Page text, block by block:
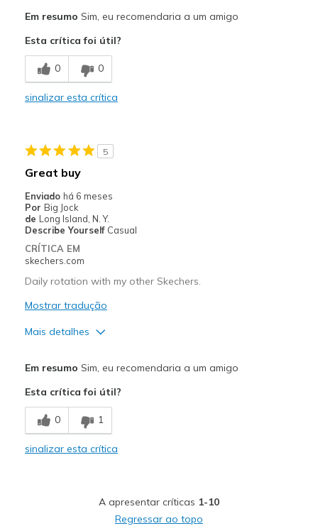
Melhores utilizações
Casual Wear
View On Shoes
Shoes are for Wearing
Em resumo Sim, eu recomendaria a um amigo
Esta crítica foi útil?
0 0
sinalizar esta crítica
5
Great buy
Enviado há 6 meses
Por Big Jock
de Long Island, N. Y.
Describe Yourself Casual
CRÍTICA EM
skechers.com
Daily rotation with my other Skechers.
Mostrar tradução
Mais detalhes
Breathe Well
Comfortable
Em resumo Sim, eu recomendaria a um amigo
Esta crítica foi útil?
0 1
sinalizar esta crítica
A apresentar críticas 1-10
Regressar ao topo